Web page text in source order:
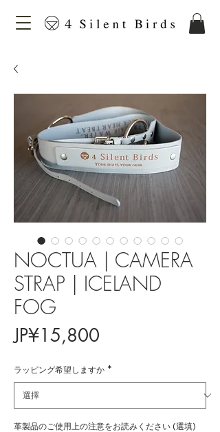
NOCTUA | CAMERA
STRAP | ICELAND
FOG
JP¥15,800
ラッピング希望しますか *
革製品のご使用上の注意をお読みください (選填)